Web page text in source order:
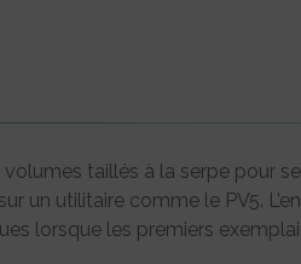
taillés à la serpe pour
un utilitaire comme le PV5.
lorsque les premiers